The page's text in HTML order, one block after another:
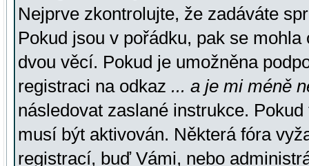
Nejprve zkontrolujte, že zadáváte
Pokud jsou v pořádku, pak se
dvou věcí. Pokud je umožněna
registraci na odkaz ... a je mi méně
následovat zaslané instrukce.
musí být aktivován. Některá fóra
registrací, buď Vámi, nebo